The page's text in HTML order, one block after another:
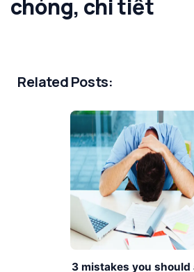
chóng, chi tiết
Related Posts:
3 mistakes you should